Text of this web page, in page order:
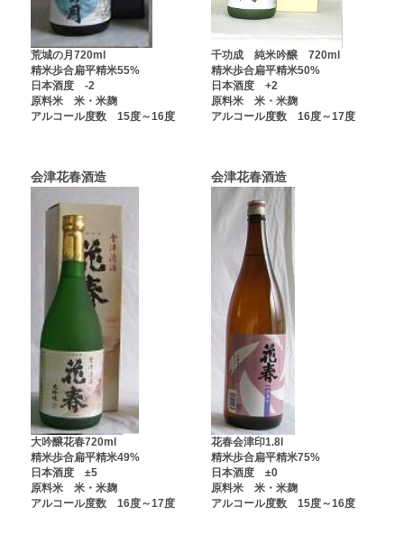
荒城の月720ml
精米歩合扁平精米55%
日本酒度 -2
原料米 米・米麹
アルコール度数 15度～16度
千功成 純米吟醸 720ml
精米歩合扁平精米50%
日本酒度 +2
原料米 米・米麹
アルコール度数 16度～17度
会津花春酒造
大吟醸花春720ml
精米歩合扁平精米49%
日本酒度 ±5
原料米 米・米麹
アルコール度数 16度～17度
会津花春酒造
花春会津印1.8l
精米歩合扁平精米75%
日本酒度 ±0
原料米 米・米麹
アルコール度数 15度～16度